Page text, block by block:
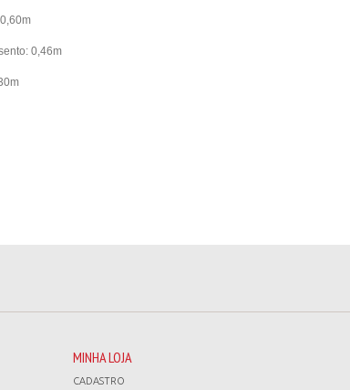
0,46m
MINHA LOJA
CADASTRO